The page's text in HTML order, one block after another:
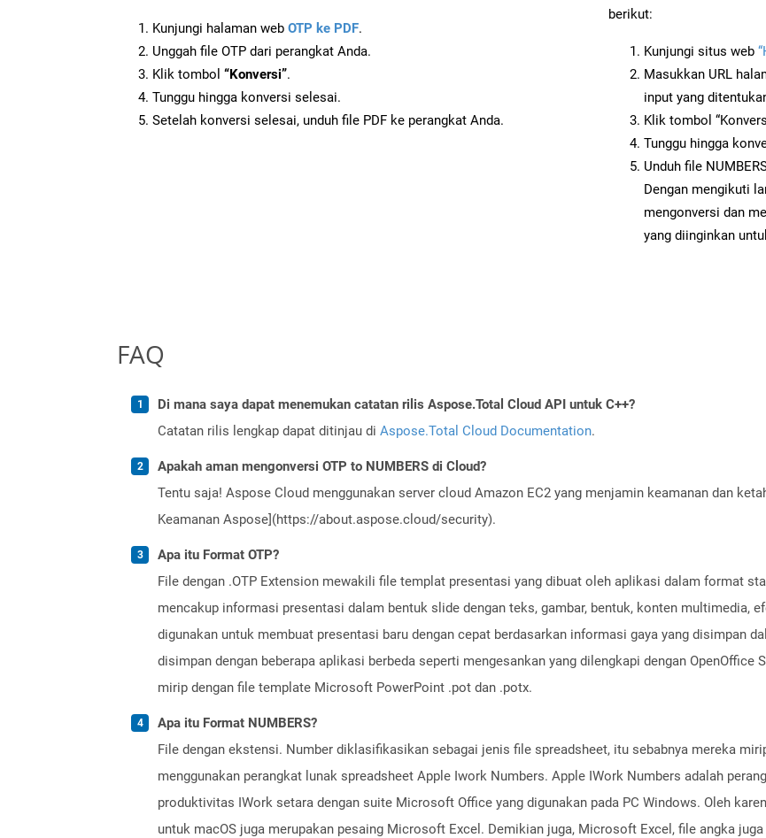
Kunjungi halaman web OTP ke PDF.
Unggah file OTP dari perangkat Anda.
Klik tombol “Konversi”.
Tunggu hingga konversi selesai.
Setelah konversi selesai, unduh file PDF ke perangkat Anda.
berikut:
Kunjungi situs web
Masukkan URL
input yang
Klik tombol
Tunggu hingga
Unduh file
Dengan mengikuti
mengonversi dan
yang diinginkan
FAQ
Di mana saya dapat menemukan catatan rilis Aspose.Total Cloud API untuk C++?
Catatan rilis lengkap dapat ditinjau di Aspose.Total Cloud Documentation.
Apakah aman mengonversi OTP to NUMBERS di Cloud?
Tentu saja! Aspose Cloud menggunakan server cloud Amazon EC2 yang menjamin keamanan dan
Keamanan Aspose](https://about.aspose.cloud/security).
Apa itu Format OTP?
File dengan .OTP Extension mewakili file templat presentasi yang dibuat oleh aplikasi dalam format
mencakup informasi presentasi dalam bentuk slide dengan teks, gambar, bentuk, konten multimedia,
digunakan untuk membuat presentasi baru dengan cepat berdasarkan informasi gaya yang disimpan
disimpan dengan beberapa aplikasi berbeda seperti mengesankan yang dilengkapi dengan
mirip dengan file template Microsoft PowerPoint .pot dan .potx.
Apa itu Format NUMBERS?
File dengan ekstensi. Number diklasifikasikan sebagai jenis file spreadsheet, itu sebabnya mereka
menggunakan perangkat lunak spreadsheet Apple Iwork Numbers. Apple IWork Numbers adalah
produktivitas IWork setara dengan suite Microsoft Office yang digunakan pada PC Windows. Oleh
untuk macOS juga merupakan pesaing Microsoft Excel. Demikian juga, Microsoft Excel, file angka